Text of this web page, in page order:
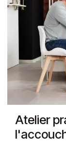
Atelier